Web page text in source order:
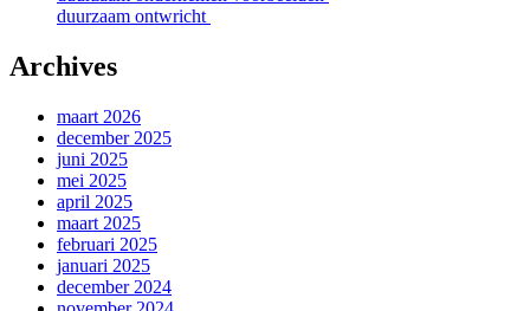
duurzaam ontwricht
Archives
maart 2026
december 2025
juni 2025
mei 2025
april 2025
maart 2025
februari 2025
januari 2025
december 2024